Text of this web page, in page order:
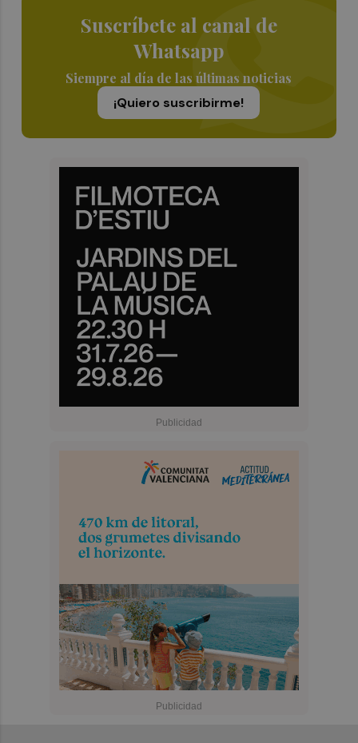
Suscríbete al canal de
Whatsapp
Siempre al día de las últimas noticias
¡Quiero suscribirme!